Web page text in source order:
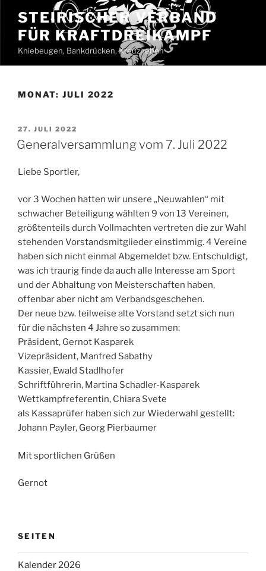
Inhalt
springen
STEIRISCHER VERBAND
FÜR KRAFTDREIKAMPF
Kniebeugen, Bankdrücken, Kreuzheben
MONAT: JULI 2022
VERÖFFENTLICHT
AM
27. JULI 2022
Generalversammlung vom 7. Juli 2022
Liebe Sportler,
vor 3 Wochen hatten wir unsere „Neuwahlen“ mit
schwacher Beteiligung wählten 9 von 13 Vereinen,
größtenteils durch Vollmachten vertreten die zur Wahl
stehenden Vorstandsmitglieder einstimmig. 4 Vereine
haben sich nicht einmal Abgemeldet bzw. Entschuldigt,
was ich traurig finde da auch alle Interesse am Sport
und der Abhaltung von Meisterschaften haben,
offenbar aber nicht am Verbandsgeschehen.
Der neue bzw. teilweise alte Vorstand setzt sich nun
für die nächsten 4 Jahre so zusammen:
Präsident, Gernot Kasparek
Vizepräsident, Manfred Sabathy
Kassier, Ewald Stadlhofer
Schriftführerin, Martina Schadler-Kasparek
Wettkampfreferentin, Chiara Svete
als Kassaprüfer haben sich zur Wiederwahl gestellt:
Johann Payler, Georg Pierbaumer
Mit sportlichen Grüßen
Gernot
SEITEN
Kalender 2026